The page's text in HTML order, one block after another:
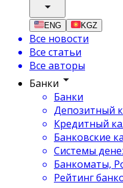
ENG KGZ
Все новости
Все статьи
Все авторы
Банки
Банки
Депозитный
Кредитный
Банковские
Системы
Банкоматы,
Рейтинг